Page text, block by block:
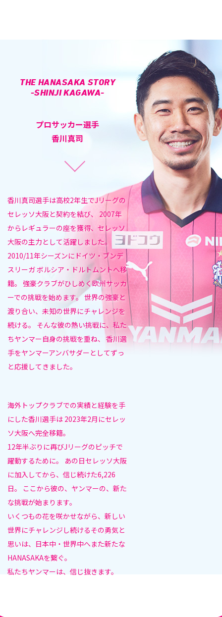
THE HANASAKA STORY
-SHINJI KAGAWA-
プロサッカー選手
香川真司
香川真司選手は高校2年生でJリーグの
セレッソ大阪と契約を結び、
2007年
からレギュラーの座を獲得、セレッソ
大阪の主力として活躍しました。
2010/11年シーズンにドイツ・ブンデ
スリーガ ボルシア・ドルトムントへ移
籍。
強豪クラブがひしめく欧州サッカ
ーでの挑戦を始めます。世界の強豪と
渡り合い、未知の世界にチャレンジを
続ける。
そんな彼の熱い挑戦に、私た
ちヤンマー自身の挑戦を重ね、
香川選
手をヤンマーアンバサダーとしてずっ
と応援してきました。
海外トップクラブでの実績と経験を手
にした香川選手は 2023年2月にセレッ
ソ大阪へ完全移籍。
12年半ぶりに再びJリーグのピッチで
躍動するために。
あの日セレッソ大阪
に加入してから、信じ続けた6,226
日。
ここから彼の、ヤンマーの、新た
な挑戦が始まります。
いくつもの花を咲かせながら、 新しい
世界にチャレンジし続けるその勇気と
思いは、 日本中・世界中へまた新たな
HANASAKAを繋ぐ。
私たちヤンマーは、信じ抜きます。